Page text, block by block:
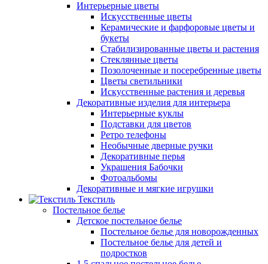
Интерьерные цветы
Искусственные цветы
Керамические и фарфоровые цветы и
букеты
Стабилизированные цветы и растения
Стеклянные цветы
Позолоченные и посеребренные цветы
Цветы светильники
Искусственные растения и деревья
Декоративные изделия для интерьера
Интерьерные куклы
Подставки для цветов
Ретро телефоны
Необычные дверные ручки
Декоративные перья
Украшения Бабочки
Фотоальбомы
Декоративные и мягкие игрушки
Текстиль
Постельное белье
Детское постельное белье
Постельное белье для новорожденных
Постельное белье для детей и
подростков